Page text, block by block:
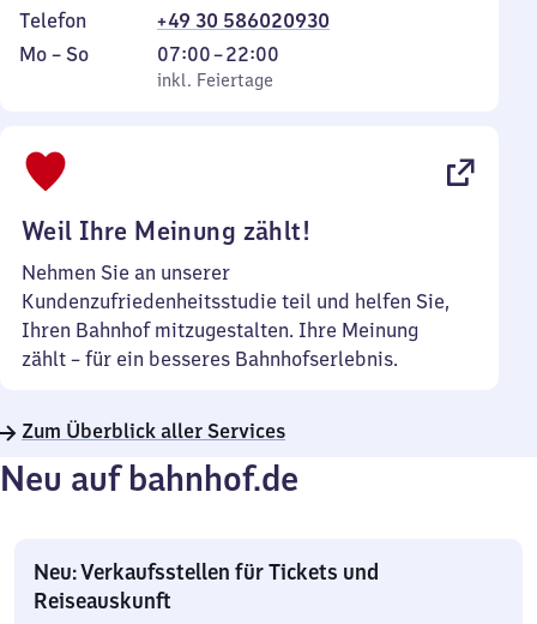
Telefon
+49 30 586020930
Montag
Mo – So,
inkl. Feiertage
07:00–22:00
Von
7
inkl. Feiertage
Weil Ihre Meinung zählt!
Nehmen Sie an unserer
Kundenzufriedenheitsstudie teil und helfen Sie,
Ihren Bahnhof mitzugestalten. Ihre Meinung
zählt – für ein besseres Bahnhofserlebnis.
Zum Überblick aller Services
Neu auf bahnhof.de
Neu: Verkaufsstellen für Tickets und
Reiseauskunft